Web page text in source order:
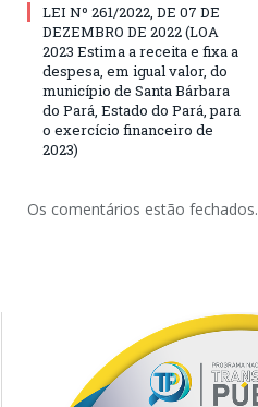
LEI Nº 261/2022, DE 07 DE
DEZEMBRO DE 2022 (LOA
2023 Estima a receita e fixa a
despesa, em igual valor, do
município de Santa Bárbara
do Pará, Estado do Pará, para
o exercício financeiro de
2023)
Os comentários estão fechados.